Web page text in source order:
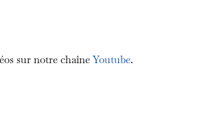
sur notre chaîneYoutube.